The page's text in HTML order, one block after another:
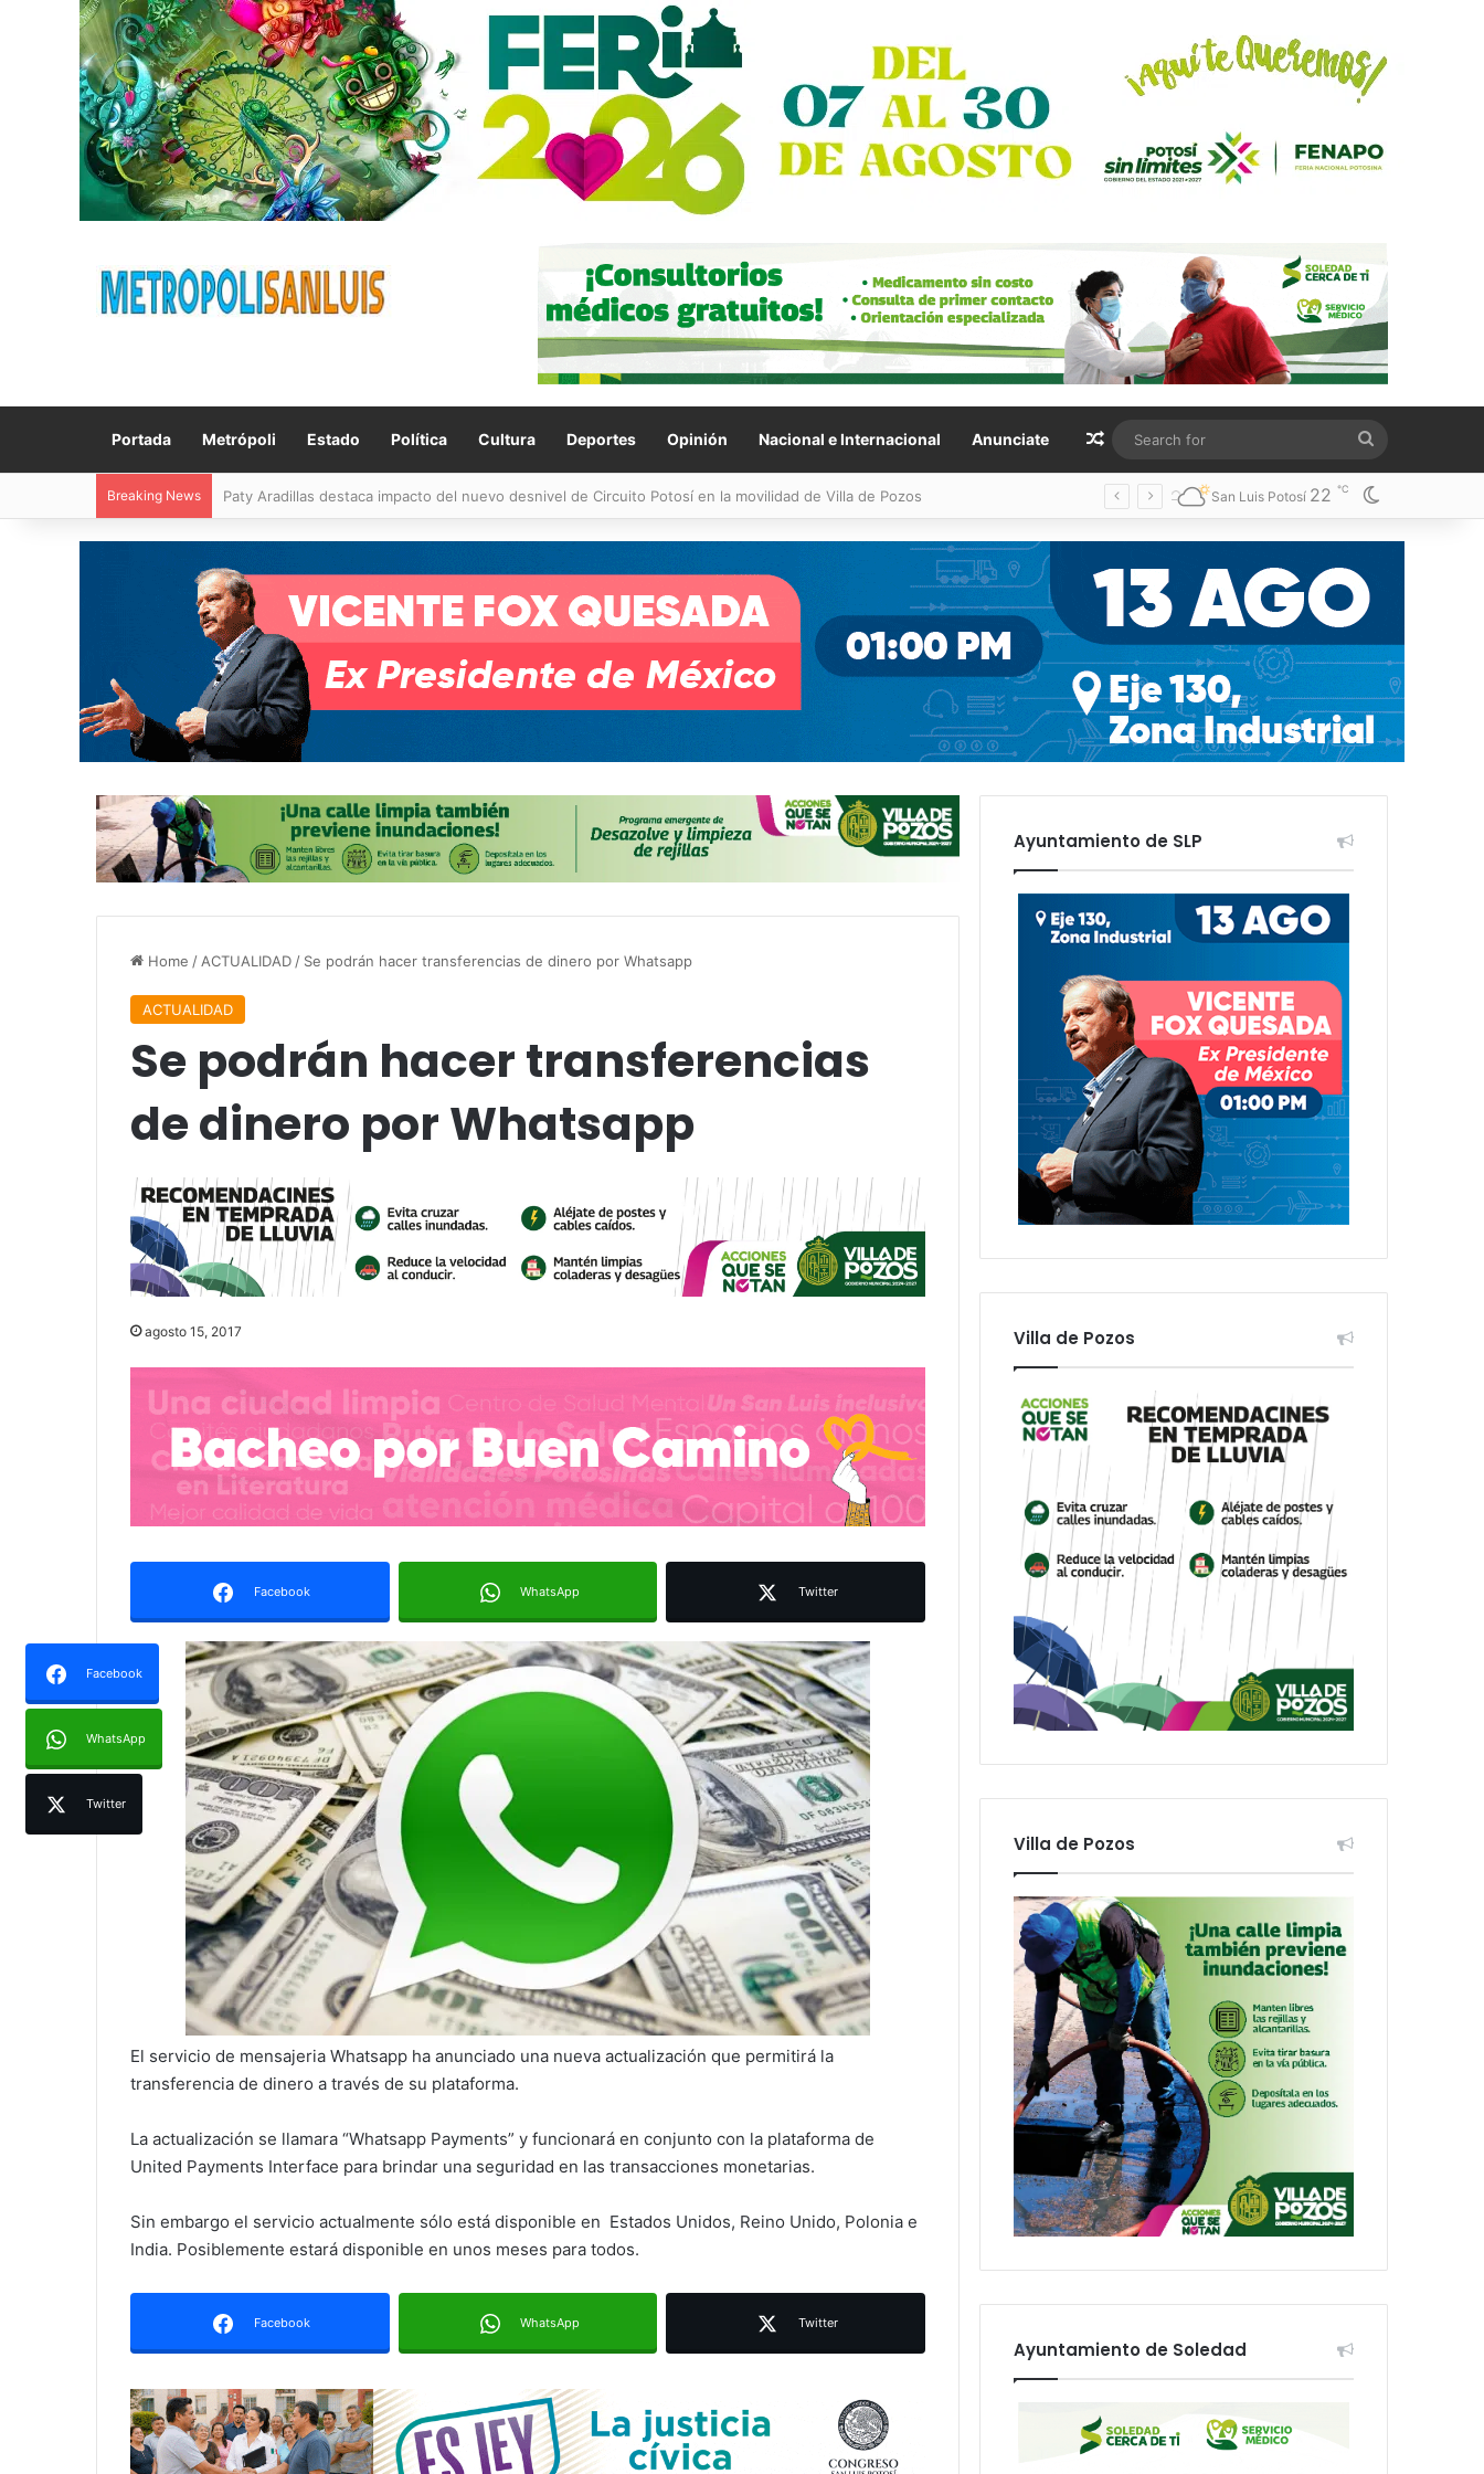
Portada Metrópoli Estado Política Cultura Deportes Opinión Nacional e Internacional Anunciate Random Article
for
Breaking News Villa de Pozos reporta reducción del 50 % en incendios forestales y de pastizales San Luis Potosí 22 ℃
Home / ACTUALIDAD / Se podrán hacer transferencias de dinero por Whatsapp
ACTUALIDAD
Se podrán hacer transferencias
de dinero por Whatsapp
agosto 15, 2017
Facebook WhatsApp Twitter
Facebook
WhatsApp
Twitter
El servicio de mensajeria Whatsapp ha anunciado una nueva actualización que permitirá la
transferencia de dinero a través de su plataforma.
La actualización se llamara “Whatsapp Payments” y funcionará en conjunto con la plataforma de
United Payments Interface para brindar una seguridad en las transacciones monetarias.
Sin embargo el servicio actualmente sólo está disponible en Estados Unidos, Reino Unido, Polonia e
India. Posiblemente estará disponible en unos meses para todos.
Facebook WhatsApp Twitter
Juan Manuel Navarro alista
segundo informe en Soledad y
Gobierno del Estado
llegada tras renunciar al PRI
Carlos Arreola pide a morenistas no
La Soga al Cuello:El Huasteco
Ayuntamiento de SLP
Villa de Pozos
Villa de Pozos
Ayuntamiento de Soledad